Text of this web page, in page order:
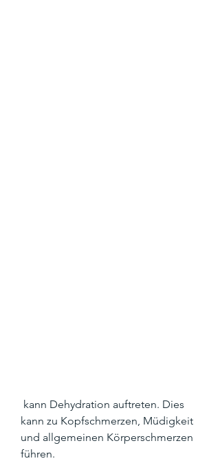
kann zu Kopfschmerzen, Müdigkeit
und allgemeinen Körperschmerzen
führen.